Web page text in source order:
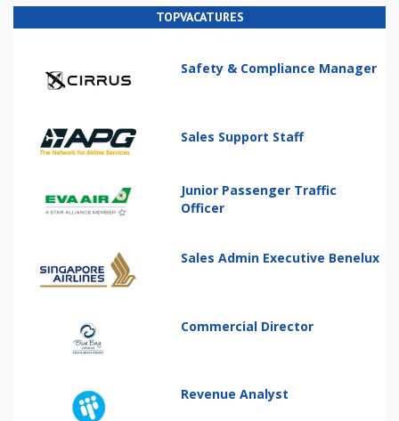
TOPVACATURES
Safety & Compliance Manager
Sales Support Staff
Junior Passenger Traffic
Officer
Sales Admin Executive Benelux
Commercial Director
Revenue Analyst